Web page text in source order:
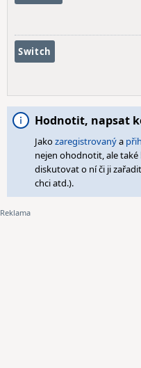
Switch
Hodnotit, napsat
Jakozaregistrovanýa
nejen ohodnotit, ale
diskutovat o ní či ji
chci atd.).